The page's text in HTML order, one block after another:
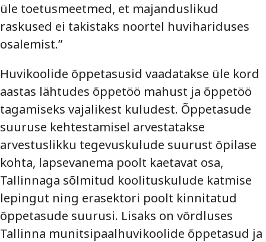
üle toetusmeetmed, et majanduslikud
raskused ei takistaks noortel huvihariduses
osalemist.”
Huvikoolide õppetasusid vaadatakse üle kord
aastas lähtudes õppetöö mahust ja õppetöö
tagamiseks vajalikest kuludest. Õppetasude
suuruse kehtestamisel arvestatakse
arvestuslikku tegevuskulude suurust õpilase
kohta, lapsevanema poolt kaetavat osa,
Tallinnaga sõlmitud koolituskulude katmise
lepingut ning erasektori poolt kinnitatud
õppetasude suurusi. Lisaks on võrdluses
Tallinna munitsipaalhuvikoolide õppetasud ja